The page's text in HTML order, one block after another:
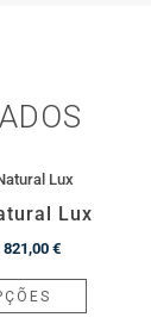
Lux
821,00€Price
range:
412,00 €
This
product